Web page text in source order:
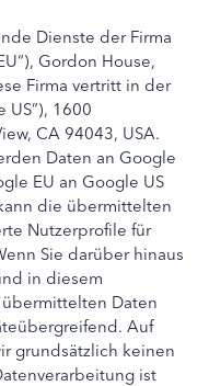
Dienste der Firma
Gordon House,
Firma vertritt in der
US”), 1600
CA 94043, USA.
Daten an Google
EU an Google US
die übermittelten
Nutzerprofile für
Sie darüber hinaus
in diesem
Daten
Auf
grundsätzlich keinen
ist